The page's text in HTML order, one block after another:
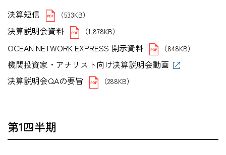
決算短信 （533KB）
決算説明会資料 （1,878KB）
OCEAN NETWORK EXPRESS 開示資料 （848KB）
機関投資家・アナリスト向け決算説明会動画
決算説明会QAの要旨
（288KB）
第1四半期